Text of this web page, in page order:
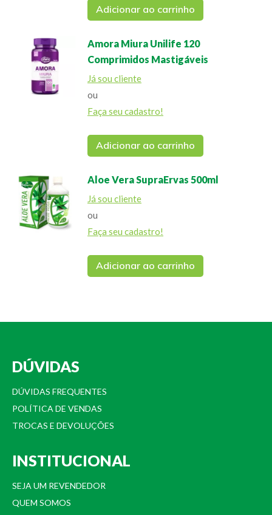
Adicionar ao carrinho
Amora Miura Unilife 120
Comprimidos Mastigáveis
Já sou cliente
ou
Faça seu cadastro!
Adicionar ao carrinho
Aloe Vera SupraErvas 500ml
Já sou cliente
ou
Faça seu cadastro!
Adicionar ao carrinho
DÚVIDAS
DÚVIDAS FREQUENTES
POLÍTICA DE VENDAS
TROCAS E DEVOLUÇÕES
INSTITUCIONAL
SEJA UM REVENDEDOR
QUEM SOMOS